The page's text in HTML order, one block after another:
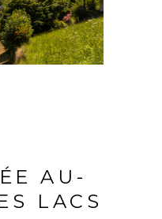
AU-
LACS